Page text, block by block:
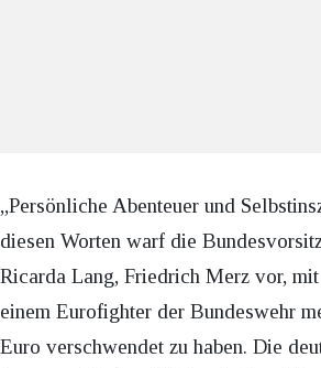
„Persönliche Abenteuer und
diesen Worten warf die
Ricarda Lang, Friedrich Merz vor,
einem Eurofighter der Bundeswehr
Euro verschwendet zu haben. Die